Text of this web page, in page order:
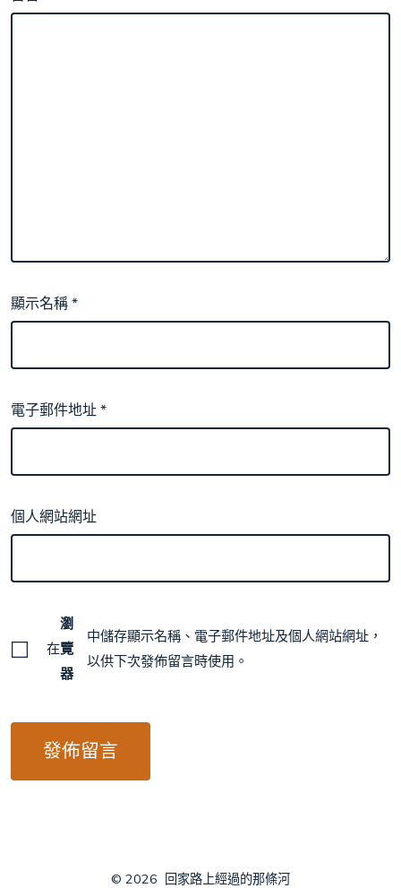
顯示名稱*
電子郵件地址*
個人網站網址
在
瀏
覽
器
中儲存顯示名稱、電子郵件地址及個人網站網址，
以供下次發佈留言時使用。
© 2026 回家路上經過的那條河